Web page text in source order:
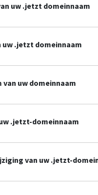
uw .jetzt domeinnaam
uw .jetzt domeinnaam
van uw domeinnaam
.jetzt-domeinnaam
van uw .jetzt-